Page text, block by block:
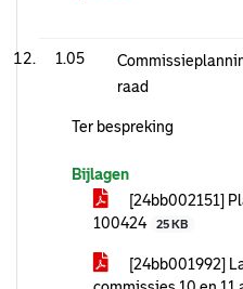
1.05
raad
Ter bespreking
Bijlagen
[24bb002151]
100424
25 KB
[24bb001992]